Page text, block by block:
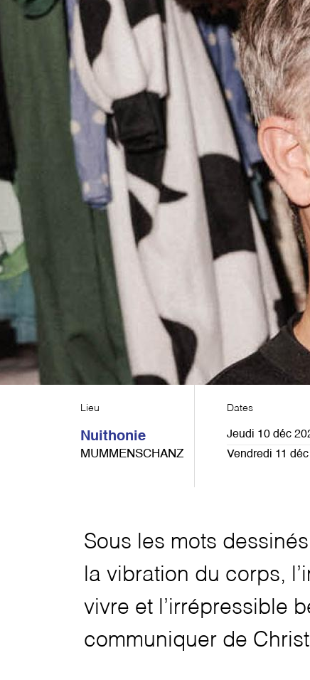
Lieu
Nuithonie
MUMMENSCHANZ
Dates
Jeudi 10 déc
Vendredi 11
Sous les mots
la vibration du corps,
vivre et l’irrépressible
communiquer de